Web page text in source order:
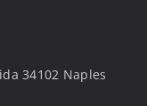
34102 Naples